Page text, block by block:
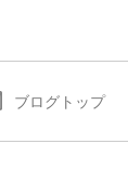
ブログトップ